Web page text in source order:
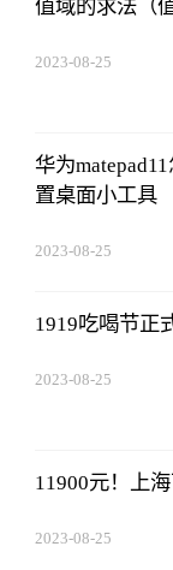
值域的求法（
2023-08-25
华为
置桌面小工具
2023-08-25
1919吃喝节正
2023-08-25
11900元！上
2023-08-25